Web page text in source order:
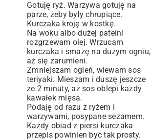
Gotuję ryż. Warzywa gotuję na
parze, żeby były chrupiące.
Kurczaka kroję w kostkę.
Na woku albo dużej patelni
rozgrzewam olej. Wrzucam
kurczaka i smażę na dużym ogniu,
aż się zarumieni.
Zmniejszam ogień, wlewam sos
teriyaki. Mieszam i duszę jeszcze
ze 2 minuty, aż sos oblepi każdy
kawałek mięsa.
Podaję od razu z ryżem i
warzywami, posypane sezamem.
Każdy obiad z piersi kurczaka
przepis powinien być tak prosty.